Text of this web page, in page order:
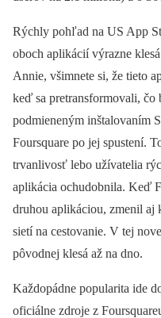
Rýchly pohľad na US App
oboch aplikácií výrazne
Annie, všimnete si, že tieto
keď sa pretransformovali, čo
podmieneným inštalovaním
Foursquare po jej spustení.
trvanlivosť lebo užívatelia
aplikácia ochudobnila. Keď
druhou aplikáciou, zmenil aj
sietí na cestovanie. V tej
pôvodnej klesá až na dno.
Každopádne popularita ide
oficiálne zdroje z